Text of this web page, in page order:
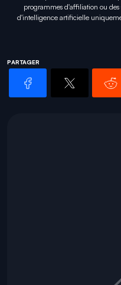
programmes d'affiliation ou des
d'intelligence artificielle
PARTAGER